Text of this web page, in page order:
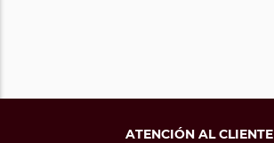
ATENCIÓN AL CLIENTE